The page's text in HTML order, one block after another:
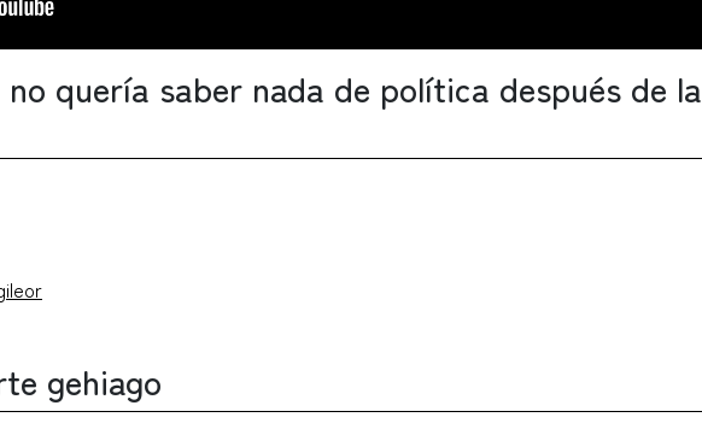
quería saber nada de política después de la
gehiago